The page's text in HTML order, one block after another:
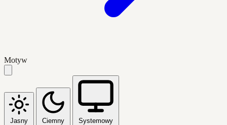
Motyw
Jasny Ciemny Systemowy